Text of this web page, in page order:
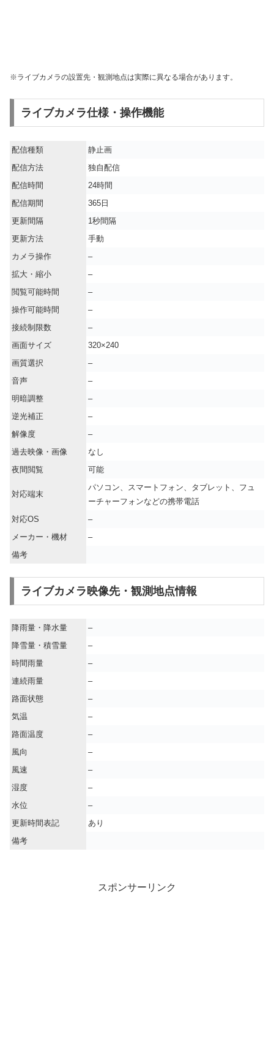
※ライブカメラの設置先・観測地点は実際に異なる場合があります。
ライブカメラ仕様・操作機能
配信種類
静止画
配信方法
独自配信
配信時間
24時間
配信期間
365日
更新間隔
1秒間隔
更新方法
手動
カメラ操作
–
拡大・縮小
–
閲覧可能時間
–
操作可能時間
–
接続制限数
–
画面サイズ
320×240
画質選択
–
音声
–
明暗調整
–
逆光補正
–
解像度
–
過去映像・画像
なし
夜間閲覧
可能
対応端末
パソコン、スマートフォン、タブレット、フュ
ーチャーフォンなどの携帯電話
対応OS
–
メーカー・機材
–
備考
ライブカメラ映像先・観測地点情報
降雨量・降水量
–
降雪量・積雪量
–
時間雨量
–
連続雨量
–
路面状態
–
気温
–
路面温度
–
風向
–
風速
–
湿度
–
水位
–
更新時間表記
あり
備考
スポンサーリンク